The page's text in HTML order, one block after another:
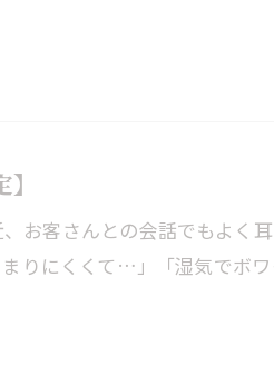
お客さんとの会話でもよく
りにくくて…」「湿気でボ